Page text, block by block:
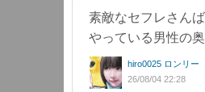
素敵なセフレさん
やっている男性の
hiro0025 ロンリー
26/08/04 22:28